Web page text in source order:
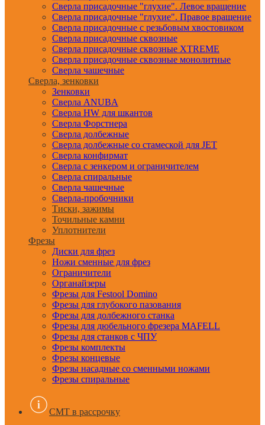
Сверла присадочные "глухие". Левое вращение
Сверла присадочные "глухие". Правое вращение
Сверла присадочные с резьбовым хвостовиком
Сверла присадочные сквозные
Сверла присадочные сквозные XTREME
Сверла присадочные сквозные монолитные
Сверла чашечные
Сверла, зенковки
Зенковки
Сверла ANUBA
Сверла HW для шкантов
Сверла Форстнера
Сверла долбежные
Сверла долбежные со стамеской для JET
Сверла конфирмат
Сверла с зенкером и ограничителем
Сверла спиральные
Сверла чашечные
Сверла-пробочники
Тиски, зажимы
Точильные камни
Уплотнители
Фрезы
Диски для фрез
Ножи сменные для фрез
Ограничители
Органайзеры
Фрезы для Festool Domino
Фрезы для глубокого пазования
Фрезы для долбежного станка
Фрезы для дюбельного фрезера MAFELL
Фрезы для станков с ЧПУ
Фрезы комплекты
Фрезы концевые
Фрезы насадные со сменными ножами
Фрезы спиральные
CMT в рассрочку